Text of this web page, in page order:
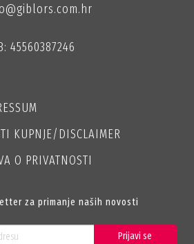
45560387246
KUPNJE/DISCLAIMER
O PRIVATNOSTI
za primanje naših novosti
Prijavi se